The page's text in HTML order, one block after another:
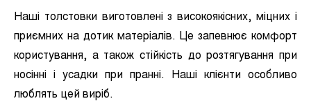
Наші толстовки виготовлені з високоякісних, міцних і
приємних на дотик матеріалів. Це запевнює комфорт
користування, а також стійкість до розтягування при
носінні і усадки при пранні. Наші клієнти особливо
люблять цей виріб.